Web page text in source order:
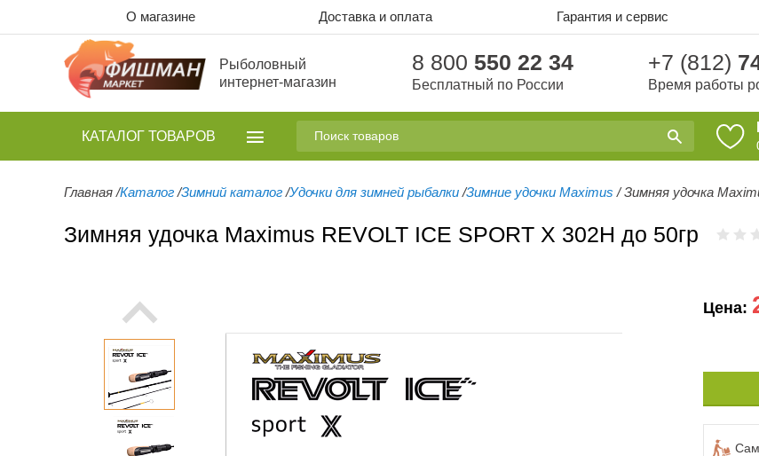
О магазине Доставка и оплата Гарантия и сервис
Рыболовный
интернет-магазин
8 800 550 22 34
Бесплатный по России
+7 (812)
Время работы
КАТАЛОГ ТОВАРОВ
Главная /Каталог /Зимний каталог /Удочки для зимней рыбалки /Зимние удочки Maximus /Зимняя удочка
Зимняя удочка Maximus REVOLT ICE SPORT X 302H до 50гр
Цена: